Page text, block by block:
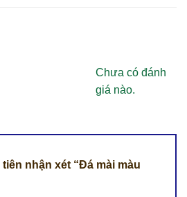
Chưa có đánh
giá nào.
nhận xét “Đá mài màu